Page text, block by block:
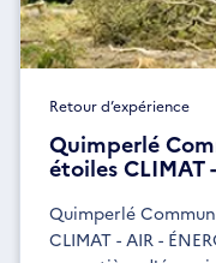
Retour d’expérience
Quimperlé
étoiles CLIMAT
Quimperlé
CLIMAT - AIR -